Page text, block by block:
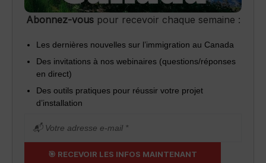
Abonnez-vouspour recevoir chaque semaine :
Les dernières nouvelles sur l’immigration au Canada
Des invitations à nos webinaires (questions/réponses
en direct)
Des outils pratiques pour réussir votre projet
d’installation